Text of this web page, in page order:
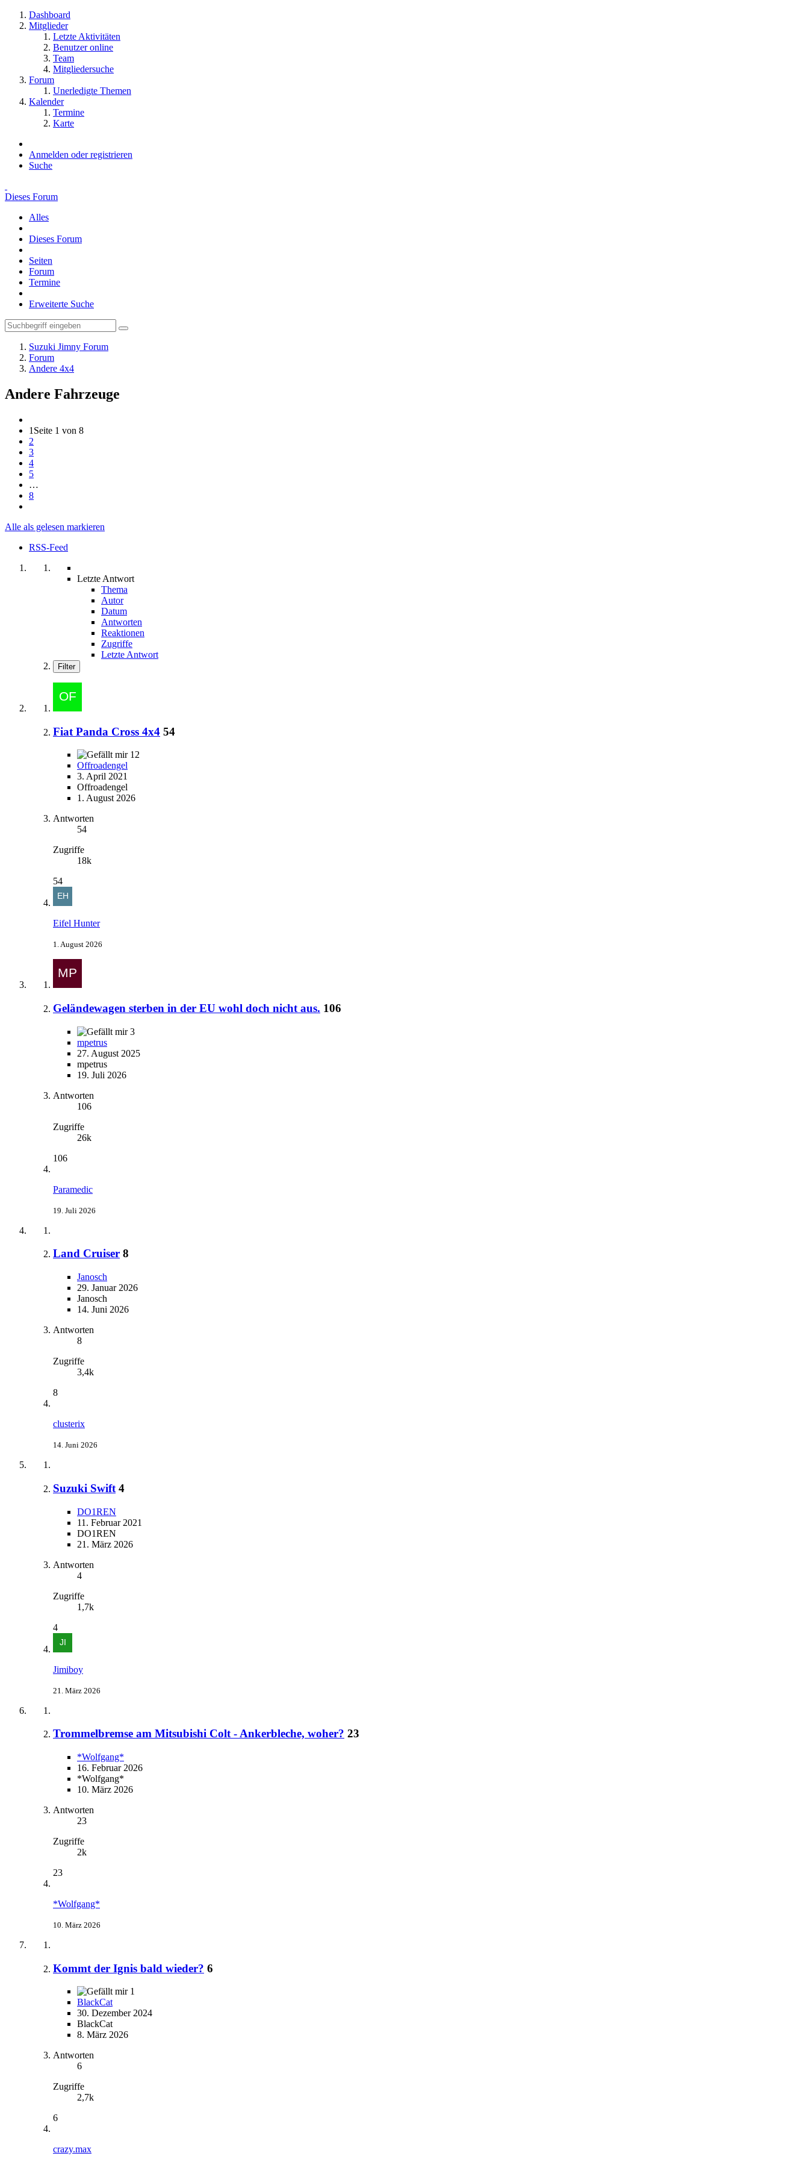
Dashboard
Mitglieder
Letzte Aktivitäten
Benutzer online
Team
Mitgliedersuche
Forum
Unerledigte Themen
Kalender
Termine
Karte
Anmelden oder registrieren
Suche
Dieses Forum
Alles
Dieses Forum
Seiten
Forum
Termine
Erweiterte Suche
Suzuki Jimny Forum
Forum
Andere 4x4
Andere Fahrzeuge
1 Seite 1 von 8
2
3
4
5
…
8
Alle als gelesen markieren
RSS-Feed
Letzte Antwort
Thema
Autor
Datum
Antworten
Reaktionen
Zugriffe
Letzte Antwort
Filter
Fiat Panda Cross 4x4 54
12
Offroadengel
3. April 2021
Offroadengel
1. August 2026
Antworten
54
Zugriffe
18k
54
Eifel Hunter
1. August 2026
Geländewagen sterben in der EU wohl doch nicht aus. 106
3
mpetrus
27. August 2025
mpetrus
19. Juli 2026
Antworten
106
Zugriffe
26k
106
Paramedic
19. Juli 2026
Land Cruiser 8
Janosch
29. Januar 2026
Janosch
14. Juni 2026
Antworten
8
Zugriffe
3,4k
8
clusterix
14. Juni 2026
Suzuki Swift 4
DO1REN
11. Februar 2021
DO1REN
21. März 2026
Antworten
4
Zugriffe
1,7k
4
Jimiboy
21. März 2026
Trommelbremse am Mitsubishi Colt - Ankerbleche, woher? 23
*Wolfgang*
16. Februar 2026
*Wolfgang*
10. März 2026
Antworten
23
Zugriffe
2k
23
*Wolfgang*
10. März 2026
Kommt der Ignis bald wieder? 6
1
BlackCat
30. Dezember 2024
BlackCat
8. März 2026
Antworten
6
Zugriffe
2,7k
6
crazy.max